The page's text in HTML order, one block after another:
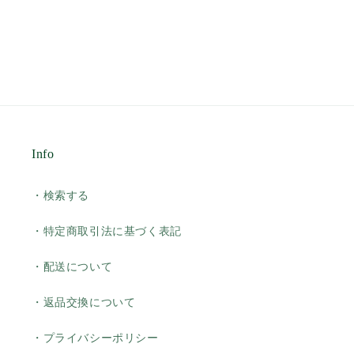
Info
・検索する
・特定商取引法に基づく表記
・配送について
・返品交換について
・プライバシーポリシー